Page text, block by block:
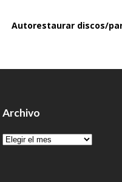
Autorestaurar discos/
Archivo
Archivo